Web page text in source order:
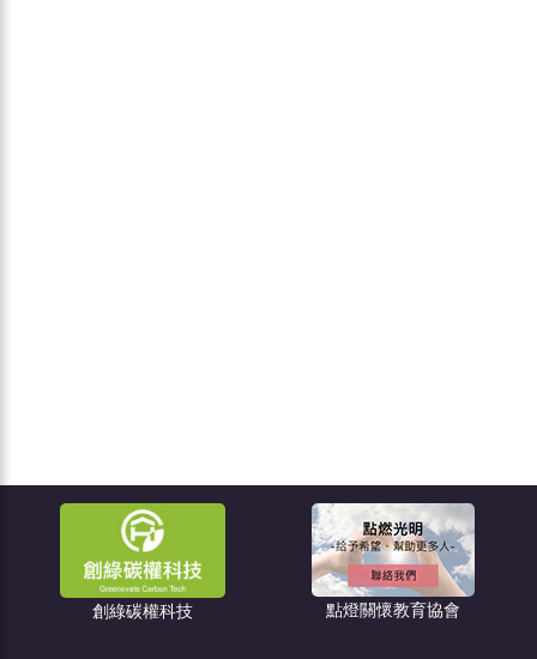
點燈關懷教育協會 住宅消保會